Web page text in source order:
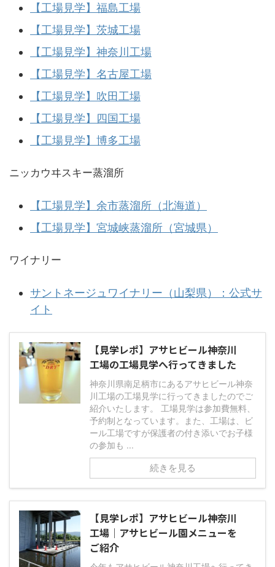
【工場見学】福島工場
【工場見学】茨城工場
【工場見学】神奈川工場
【工場見学】名古屋工場
【工場見学】吹田工場
【工場見学】四国工場
【工場見学】博多工場
ニッカウヰスキー蒸溜所
【工場見学】余市蒸溜所（北海道）
【工場見学】宮城峡蒸溜所（宮城県）
ワイナリー
サントネージュワイナリー（山梨県）：公式サ
イト
【見学レポ】アサヒビール神奈川
工場の工場見学へ行ってきました
神奈川県南足柄市にあるアサヒビール神奈
川工場の工場見学に行ってきましたのでご
紹介いたします。 工場見学は参加費無料、
予約制となっています。また、工場は、ビ
ール工場ですが保護者の付き添いでお子様
の参加も ...
続きを見る
【見学レポ】アサヒビール神奈川
工場｜アサヒビール園メニューを
ご紹介